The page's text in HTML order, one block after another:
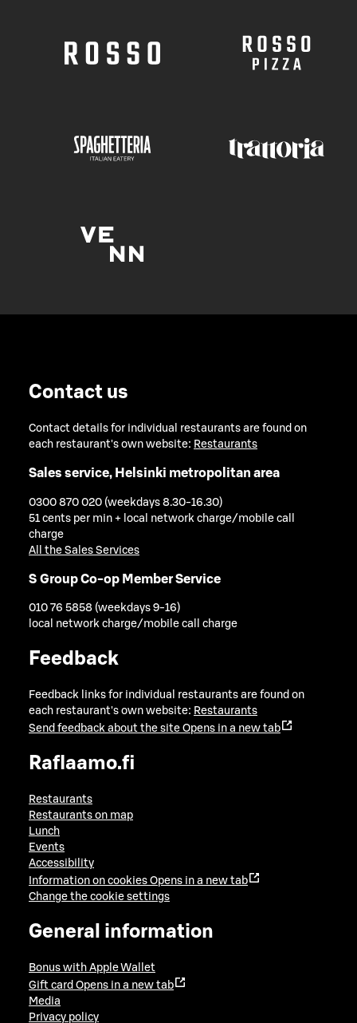
Contact us
Contact details for individual restaurants are found on
each restaurant's own website: Restaurants
Sales service, Helsinki metropolitan area
0300 870 020 (weekdays 8.30-16.30)
51 cents per min + local network charge/mobile call
charge
All the Sales Services
S Group Co-op Member Service
010 76 5858 (weekdays 9-16)
local network charge/mobile call charge
Feedback
Feedback links for individual restaurants are found on
each restaurant's own website: Restaurants
Send feedback about the site Opens in a new tab
Raflaamo.fi
Restaurants
Restaurants on map
Lunch
Events
Accessibility
Information on cookies Opens in a new tab
Change the cookie settings
General information
Bonus with Apple Wallet
Gift card Opens in a new tab
Media
Privacy policy